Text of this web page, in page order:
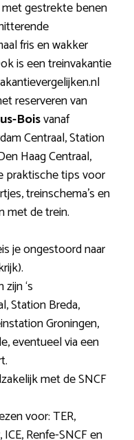
gestrekte benen
fris en wakker
is een treinvakantie
reserveren van
Boisvanaf
Centraal, Station
Haag Centraal,
praktische tips voor
treinschema’s en
met de trein.
je ongestoord naar
‘s
Station Breda,
Groningen,
eventueel via een
met de SNCF
voor: TER,
Renfe-SNCF en